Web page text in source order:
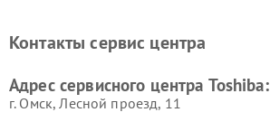
Контакты сервис центра
Адрес сервисного центра Toshiba:
г. Омск, ​Лесной проезд, 11